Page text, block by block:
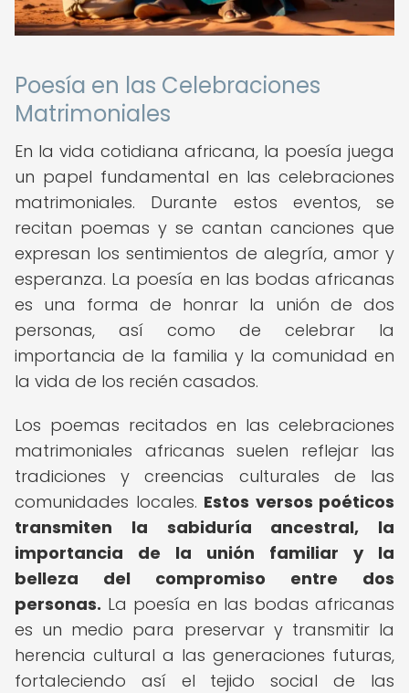
Poesía en las Celebraciones
Matrimoniales
En la vida cotidiana africana, la poesía juega
un papel fundamental en las celebraciones
matrimoniales. Durante estos eventos, se
recitan poemas y se cantan canciones que
expresan los sentimientos de alegría, amor y
esperanza. La poesía en las bodas africanas
es una forma de honrar la unión de dos
personas, así como de celebrar la
importancia de la familia y la comunidad en
la vida de los recién casados.
Los poemas recitados en las celebraciones
matrimoniales africanas suelen reflejar las
tradiciones y creencias culturales de las
comunidades locales. Estos versos poéticos
transmiten la sabiduría ancestral, la
importancia de la unión familiar y la
belleza del compromiso entre dos
personas. La poesía en las bodas africanas
es un medio para preservar y transmitir la
herencia cultural a las generaciones futuras,
fortaleciendo así el tejido social de las